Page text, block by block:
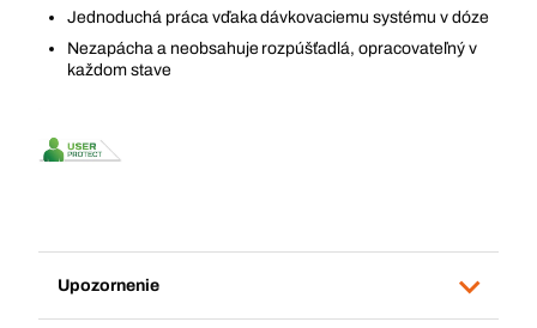
Jednoduchá práca vďaka dávkovaciemu systému v dóze
Nezapácha a neobsahuje rozpúšťadlá, opracovateľný v
každom stave
Upozornenie